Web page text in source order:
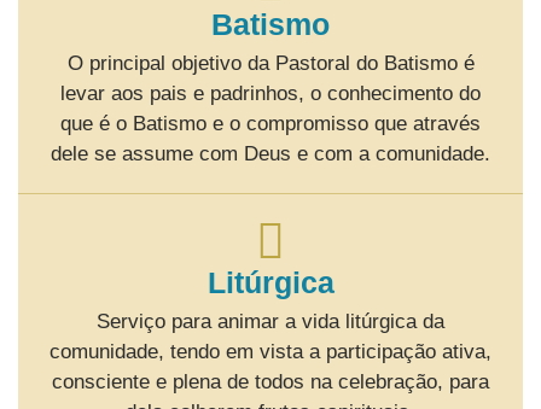
Batismo
O principal objetivo da Pastoral do Batismo é
levar aos pais e padrinhos, o conhecimento do
que é o Batismo e o compromisso que através
dele se assume com Deus e com a comunidade.
Litúrgica
Serviço para animar a vida litúrgica da
comunidade, tendo em vista a participação ativa,
consciente e plena de todos na celebração, para